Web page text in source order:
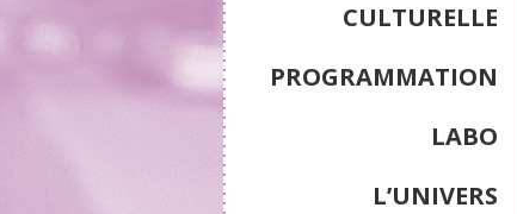
CULTURELLE
PROGRAMMATION
LABO
L’UNIVERS